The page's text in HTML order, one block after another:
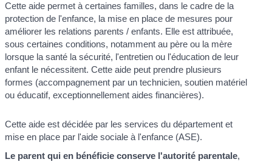
Cette aide permet à certaines familles, dans le cadre de la
protection de l'enfance, la mise en place de mesures pour
améliorer les relations parents / enfants. Elle est attribuée,
sous certaines conditions, notamment au père ou la mère
lorsque la santé la sécurité, l'entretien ou l'éducation de leur
enfant le nécessitent. Cette aide peut prendre plusieurs
formes (accompagnement par un technicien, soutien matériel
ou éducatif, exceptionnellement aides financières).
Cette aide est décidée par les services du département et
mise en place par l'aide sociale à l'enfance (ASE).
Le parent qui en bénéficie conserve l'autorité parentale,